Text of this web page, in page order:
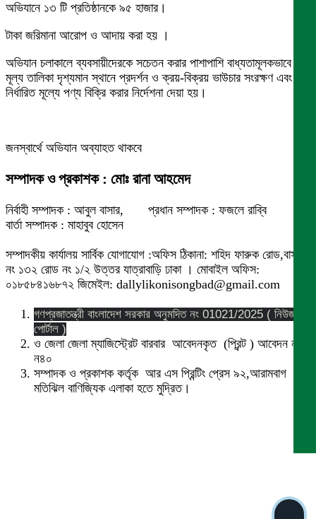
অভিযানে ১৩ টি প্রতিষ্ঠানকে ৯৫ হাজার।
টাকা জরিমানা আরোপ ও আদায় করা হয় ।
অভিযান চলাকালে ব্যবসায়ীদেরকে সচেতন করার পাশাপাশি বাধ্যতামূলকভাবে
মূল্য তালিকা দৃশ্যমান স্থানে প্রদর্শন ও ক্রয়-বিক্রয় ভাউচার সংরক্ষণ এবং
নির্ধারিত মূল্যে পণ্য বিক্রি করার নির্দেশনা দেয়া হয়।
জনস্বার্থে অভিযান অব্যাহত থাকবে
সম্পাদক ও প্রকাশক : মোঃ রানা আহমেদ
নির্বাহী সম্পাদক : আবুল বাসার, প্রধান সম্পাদক : ফজলে রাব্বি
বার্তা সম্পাদক : মাহাবুব হোসেন
সম্পাদকীয় কার্যালয় সার্বিক যোগাযোগ :অফিস ঠিকানা: শহিদ ফারুক রোড,বাসা
নং ১৩২ রোড নং ১/২ উত্তর যাত্রাবাড়ি ঢাকা । মোবাইল অফিস:
০১৮৫৮৪১৬৮৭২ জিমেইল: dallylikonisongbad@gmail.com
গণপ্রজাতন্ত্রী বাংলাদেশ সরকার অনুমদিত নং 01021/2025 ( নিউজ
পোর্টাল )
ও জেলা জেলা ম্যাজিস্ট্রেট বারবার আবেদনকৃত (প্রিন্ট ) আবেদন নং
ন৪০
সম্পাদক ও প্রকাশক কর্তৃক আর এস প্রিন্টিং প্রেস ৯২,আরামবাগ
মতিঝিল বাণিজ্যিক এলাকা হতে মুদ্রিত।